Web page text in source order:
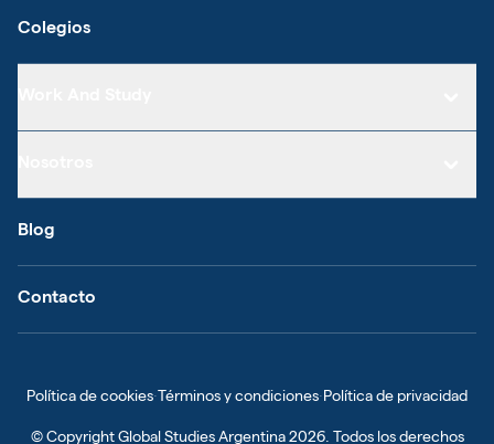
Colegios
Blog
Contacto
Política de cookies· Términos y condiciones· Política de privacidad
© Copyright Global Studies Argentina 2026. Todos los derechos